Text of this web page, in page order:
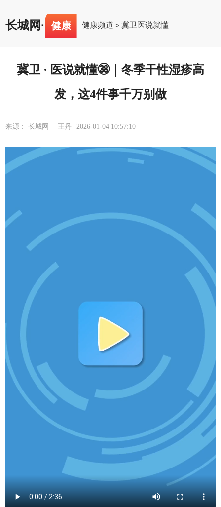
长城网· 健康 健康频道 >冀卫医说就懂
冀卫 · 医说就懂㊳｜冬季干性湿疹高
发，这4件事千万别做
来源： 长城网 王丹 2026-01-04 10:57:10